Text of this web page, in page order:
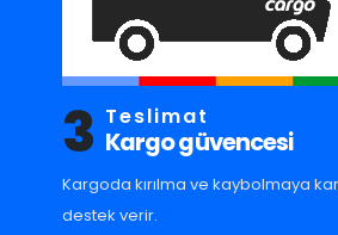
3 Teslimat
Kargo güvencesi
Kargoda kırılma ve kaybolmaya
destek verir.